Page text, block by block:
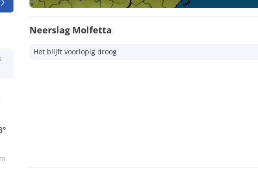
Neerslag Molfetta
Het blijft voorlopig droog